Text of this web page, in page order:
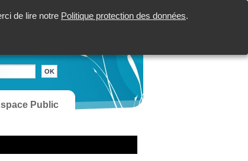
de lire notre Politique protection des données.
Public